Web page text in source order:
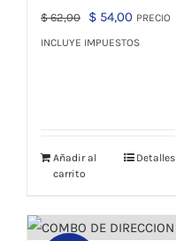
$62,00
El
precio
$ 54,00El
precio
PRECIO
INCLUYE IMPUESTOS
Añadir al
carrito
Detalles